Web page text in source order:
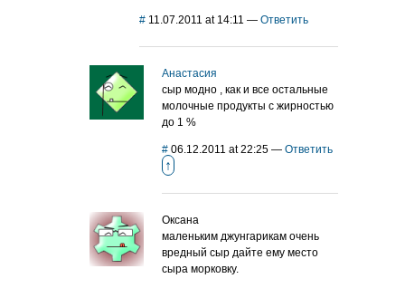
# 11.07.2011 at 14:11 — Ответить
Анастасия
сыр модно , как и все остальные
молочные продукты с жирностью
до 1 %
# 06.12.2011 at 22:25 — Ответить
↑
Оксана
маленьким джунгарикам очень
вредный сыр дайте ему место
сыра морковку.